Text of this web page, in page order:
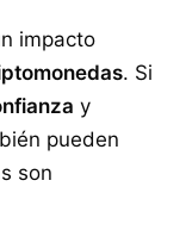
impacto
. Si
y
pueden
son